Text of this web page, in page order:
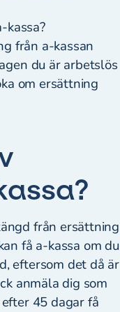
kassa?
från a-kassan
du är arbetslös
om ersättning
från ersättning
få a-kassa om du
eftersom det då är
anmäla dig som
45 dagar få